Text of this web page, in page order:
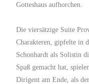
Gotteshaus aufhorchen.
Die viersätzige Suite
Charakteren, gipfelte in
Schonhardt als Solistin
Spaß gemacht hat,
Dirigent am Ende, als